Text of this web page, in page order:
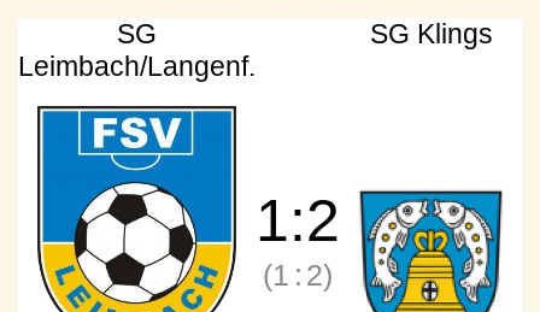
SG
Leimbach/Langenf.
SG Klings
1:2
(1 : 2)